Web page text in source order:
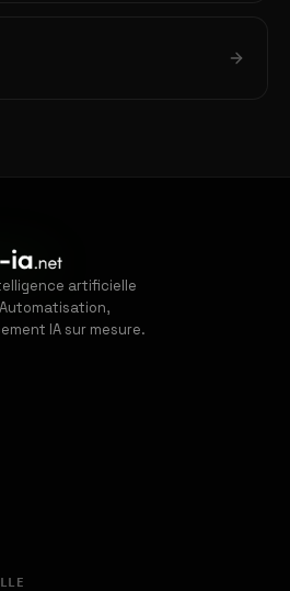
artificielle
IA sur mesure.